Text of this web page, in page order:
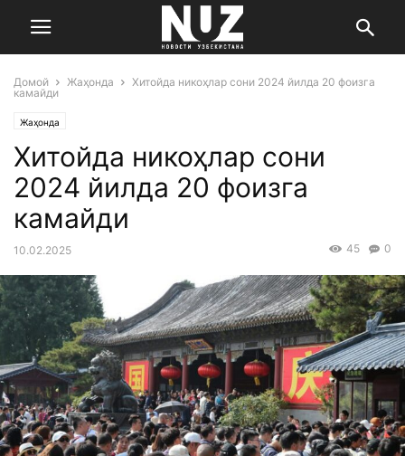
Домой Жаҳонда
Хитойда никоҳлар сони 2024 йилда 20 фоизга
камайди
Жаҳонда
Хитойда никоҳлар сони
2024 йилда 20 фоизга
камайди
10.02.2025 0
45